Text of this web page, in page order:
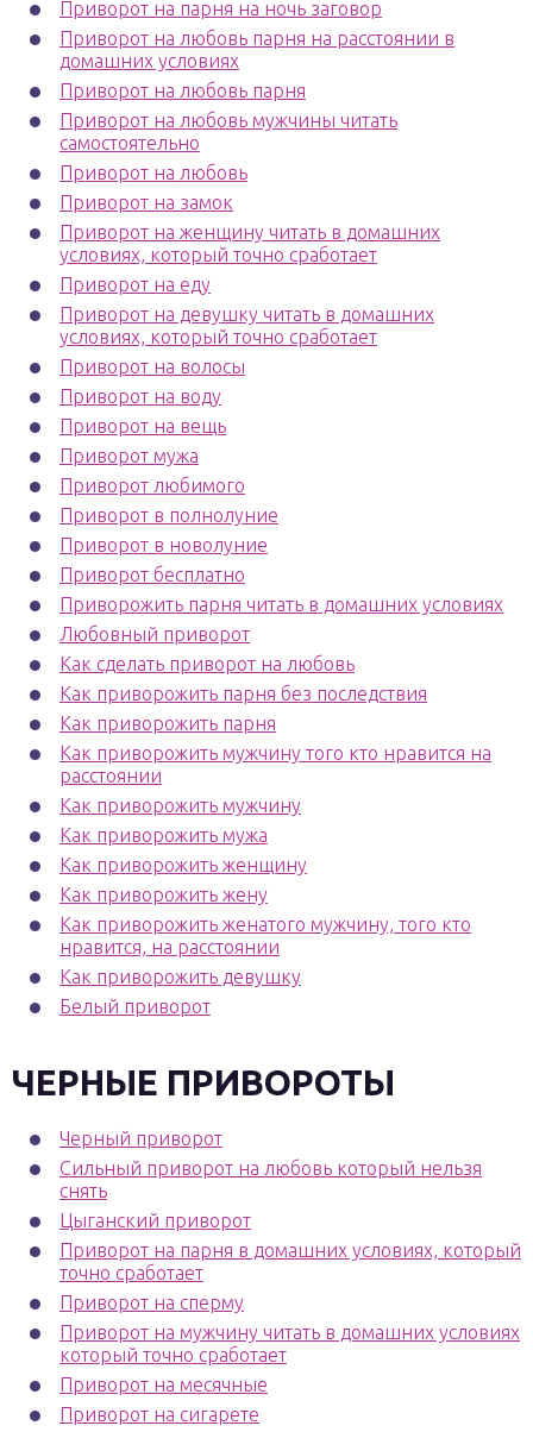
Приворот на парня на ночь заговор
Приворот на любовь парня на расстоянии в
домашних условиях
Приворот на любовь парня
Приворот на любовь мужчины читать
самостоятельно
Приворот на любовь
Приворот на замок
Приворот на женщину читать в домашних
условиях, который точно сработает
Приворот на еду
Приворот на девушку читать в домашних
условиях, который точно сработает
Приворот на волосы
Приворот на воду
Приворот на вещь
Приворот мужа
Приворот любимого
Приворот в полнолуние
Приворот в новолуние
Приворот бесплатно
Приворожить парня читать в домашних условиях
Любовный приворот
Как сделать приворот на любовь
Как приворожить парня без последствия
Как приворожить парня
Как приворожить мужчину того кто нравится на
расстоянии
Как приворожить мужчину
Как приворожить мужа
Как приворожить женщину
Как приворожить жену
Как приворожить женатого мужчину, того кто
нравится, на расстоянии
Как приворожить девушку
Белый приворот
ЧЕРНЫЕ ПРИВОРОТЫ
Черный приворот
Сильный приворот на любовь который нельзя
снять
Цыганский приворот
Приворот на парня в домашних условиях, который
точно сработает
Приворот на сперму
Приворот на мужчину читать в домашних условиях
который точно сработает
Приворот на месячные
Приворот на сигарете